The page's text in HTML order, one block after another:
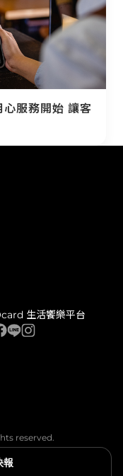
報
服務開始 讓客
生活饗樂平台
reserved.